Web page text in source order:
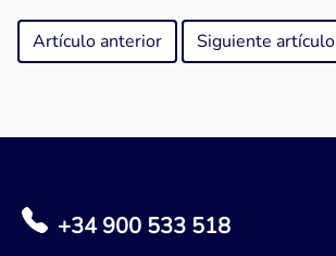
Artículo anterior Siguiente artículo
+34 900 533 518